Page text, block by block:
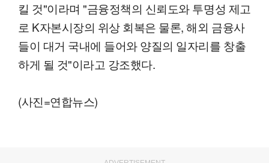
킬 것"이라며 "금융정책의 신뢰도와 투명성 제고
로 K자본시장의 위상 회복은 물론, 해외 금융사
들이 대거 국내에 들어와 양질의 일자리를 창출
하게 될 것"이라고 강조했다.
(사진=연합뉴스)